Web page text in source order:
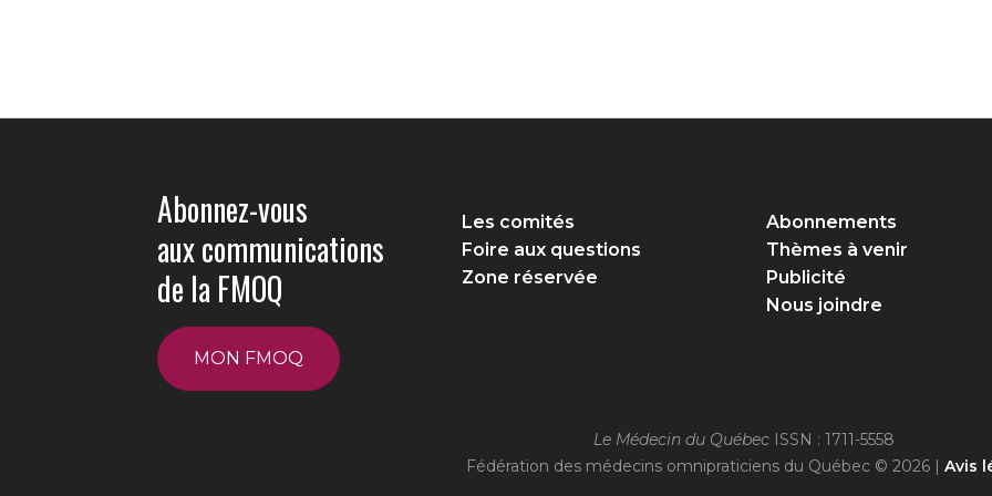
Abonnez-vous
aux communications
de la FMOQ
MON FMOQ
Les comités
Foire aux questions
Zone réservée
Abonnements
Thèmes à venir
Publicité
Nous joindre
Le Médecin du Québec ISSN : 1711-5558
Fédération des médecins omnipraticiens du Québec © 2026 | Avis